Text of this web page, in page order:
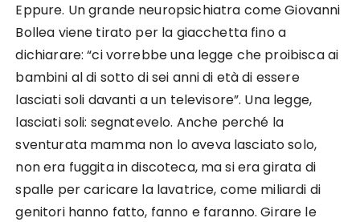
Eppure. Un grande neuropsichiatra come Giovanni
Bollea viene tirato per la giacchetta fino a
dichiarare: “ci vorrebbe una legge che proibisca ai
bambini al di sotto di sei anni di età di essere
lasciati soli davanti a un televisore”. Una legge,
lasciati soli: segnatevelo. Anche perché la
sventurata mamma non lo aveva lasciato solo,
non era fuggita in discoteca, ma si era girata di
spalle per caricare la lavatrice, come miliardi di
genitori hanno fatto, fanno e faranno. Girare le